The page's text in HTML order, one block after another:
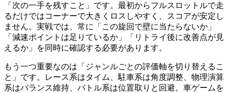
「次の一手を残すこと」です。最初からフルスロットルで走
るだけではコーナーで大きくロスしやすく、スコアが安定し
ません。実戦では、常に「この旋回で壁に当たらないか」
「減速ポイントは足りているか」「リトライ後に改善点が見
えるか」を同時に確認する必要があります。
もう一つ重要なのは「ジャンルごとの評価軸を切り替えるこ
と」です。レース系はタイム、駐車系は角度調整、物理演算
系はバランス維持、バトル系は位置取りと回避。車ゲームを